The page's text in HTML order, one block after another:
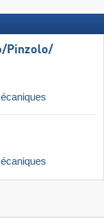
​Pinzolo/​